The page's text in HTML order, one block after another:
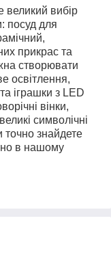
великий вибір
посуд для
прикрас та
створювати
освітлення,
іграшки з LED
вінки,
символічні
точно знайдете
в нашому